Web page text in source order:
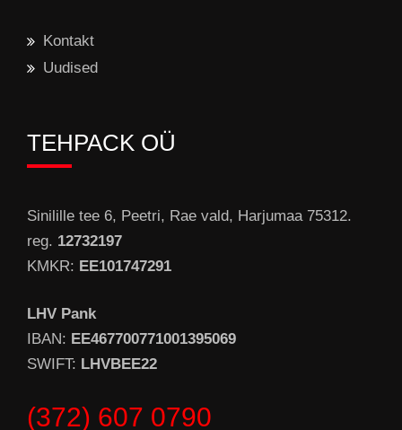
Kontakt
Uudised
TEHPACK OÜ
Sinilille tee 6, Peetri, Rae vald, Harjumaa 75312.
reg. 12732197
KMKR: EE101747291
LHV Pank
IBAN: EE467700771001395069
SWIFT: LHVBEE22
(372) 607 0790